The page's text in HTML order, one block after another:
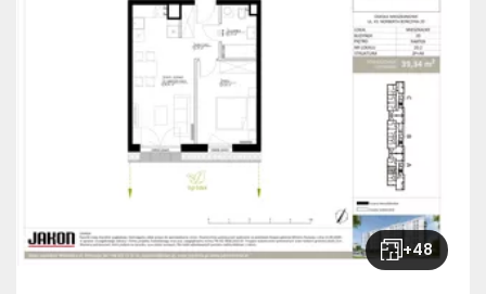
+48